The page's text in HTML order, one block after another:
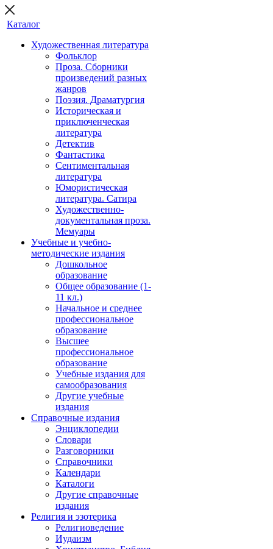
Каталог
Художественная литература
Фольклор
Проза. Сборники
произведений разных
жанров
Поэзия. Драматургия
Историческая и
приключенческая
литература
Детектив
Фантастика
Сентиментальная
литература
Юмористическая
литература. Сатира
Художественно-
документальная проза.
Мемуары
Учебные и учебно-
методические издания
Дошкольное
образование
Общее образование (1-
11 кл.)
Начальное и среднее
профессиональное
образование
Высшее
профессиональное
образование
Учебные издания для
самообразования
Другие учебные
издания
Справочные издания
Энциклопедии
Словари
Разговорники
Справочники
Календари
Каталоги
Другие справочные
издания
Религия и эзотерика
Религиоведение
Иудаизм